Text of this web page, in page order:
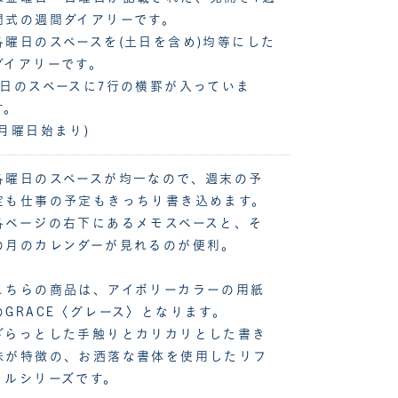
式の週間ダイアリーです。
曜日のスペースを(土日を含め)均等にした
イアリーです。
のスペースに7行の横罫が入っていま
曜日始まり)
曜日のスペースが均一なので、週末の予
も仕事の予定もきっちり書き込めます。
ページの右下にあるメモスペースと、そ
月のカレンダーが見れるのが便利。
ちらの商品は、アイボリーカラーの用紙
GRACE〈グレース〉となります。
らっとした手触りとカリカリとした書き
が特徴の、お洒落な書体を使用したリフ
ルシリーズです。